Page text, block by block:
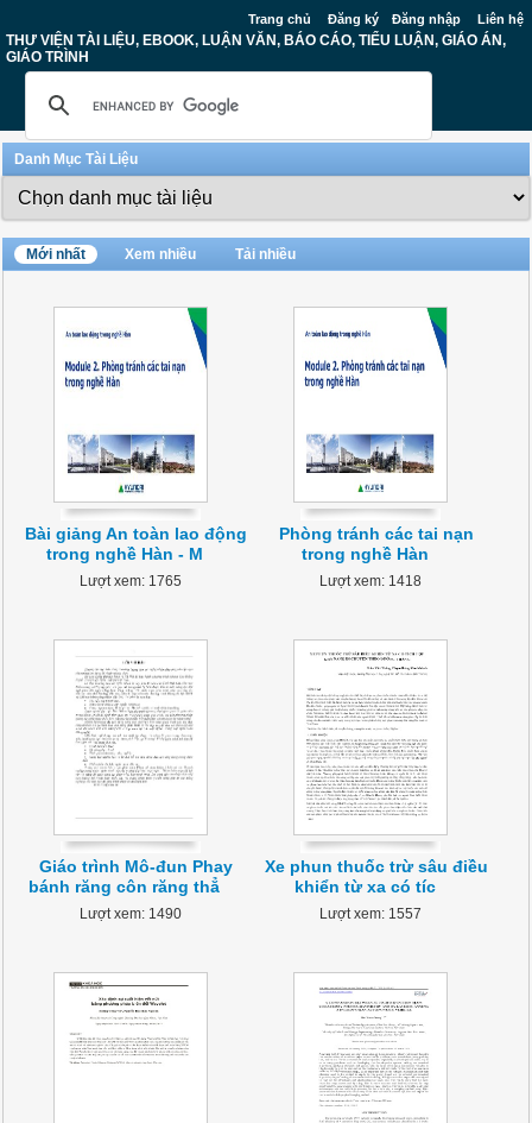
Trang chủ Đăng ký Đăng nhập Liên hệ
THƯ VIỆN TÀI LIỆU, EBOOK, LUẬN VĂN, BÁO CÁO, TIỂU LUẬN, GIÁO ÁN,
GIÁO TRÌNH
Danh Mục Tài Liệu
Mới nhất Xem nhiều Tải nhiều
Bài giảng An toàn lao động
trong nghề Hàn - M
Lượt xem: 1765
Phòng tránh các tai nạn
trong nghề Hàn
Lượt xem: 1418
Giáo trình Mô-đun Phay
bánh răng côn răng thẳ
Lượt xem: 1490
Xe phun thuốc trừ sâu điều
khiển từ xa có tíc
Lượt xem: 1557